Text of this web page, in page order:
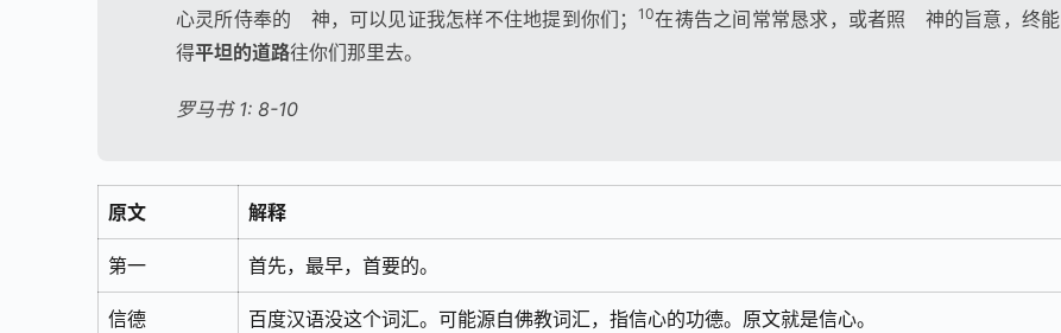
心灵所侍奉的 神，可以见证我怎样不住地提到你们；10在祷告之间常常恳求，或者照 神的旨意，终能
得平坦的道路往你们那里去。
罗马书 1: 8-10
原文 解释
第一 首先，最早，首要的。
信德 百度汉语没这个词汇。可能源自佛教词汇，指信心的功德。原文就是信心。